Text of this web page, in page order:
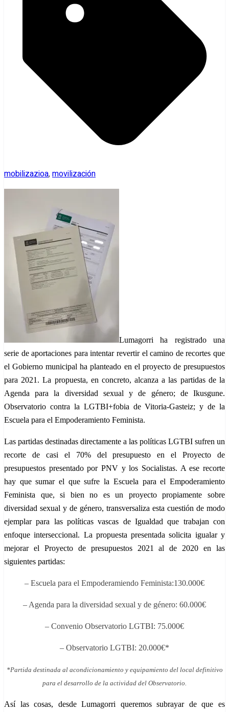
mobilizazioa,movilización
Lumagorri ha registrado una
serie de aportaciones para intentar revertir el camino de recortes que
el Gobierno municipal ha planteado en el proyecto de presupuestos
para 2021. La propuesta, en concreto, alcanza a las partidas de la
Agenda para la diversidad sexual y de género; de Ikusgune.
Observatorio contra la LGTBI+fobia de Vitoria-Gasteiz; y de la
Escuela para el Empoderamiento Feminista.
Las partidas destinadas directamente a las políticas LGTBI sufren un
recorte de casi el 70% del presupuesto en el Proyecto de
presupuestos presentado por PNV y los Socialistas. A ese recorte
hay que sumar el que sufre la Escuela para el Empoderamiento
Feminista que, si bien no es un proyecto propiamente sobre
diversidad sexual y de género, transversaliza esta cuestión de modo
ejemplar para las políticas vascas de Igualdad que trabajan con
enfoque interseccional. La propuesta presentada solicita igualar y
mejorar el Proyecto de presupuestos 2021 al de 2020 en las
siguientes partidas:
– Escuela para el Empoderamiendo Feminista:130.000€
– Agenda para la diversidad sexual y de género: 60.000€
– Convenio Observatorio LGTBI: 75.000€
– Observatorio LGTBI: 20.000€*
*Partida destinada al acondicionamiento y equipamiento del local definitivo
para el desarrollo de la actividad del Observatorio.
Así las cosas, desde Lumagorri queremos subrayar de que es